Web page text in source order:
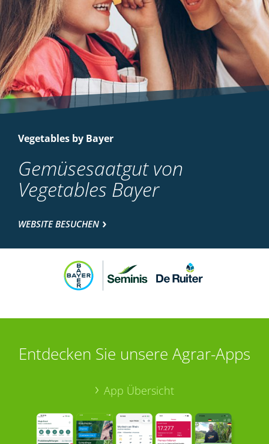
Vegetables by Bayer
Gemüsesaatgut von
Vegetables Bayer
WEBSITE BESUCHEN
Entdecken Sie unsere Agrar-Apps
App Übersicht